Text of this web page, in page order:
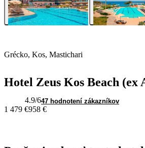
Grécko, Kos, Mastichari
Hotel Zeus Kos Beach
4.9/647 hodnotení zákazníkov
1 479 €958 €